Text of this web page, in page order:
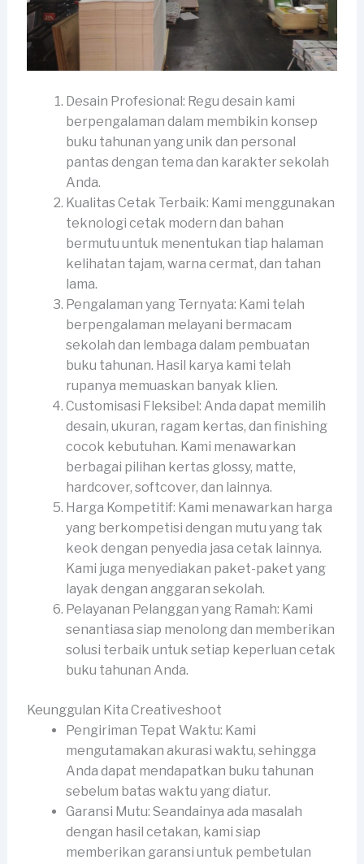
Desain Profesional: Regu desain kami
berpengalaman dalam membikin konsep
buku tahunan yang unik dan personal
pantas dengan tema dan karakter sekolah
Anda.
Kualitas Cetak Terbaik: Kami menggunakan
teknologi cetak modern dan bahan
bermutu untuk menentukan tiap halaman
kelihatan tajam, warna cermat, dan tahan
lama.
Pengalaman yang Ternyata: Kami telah
berpengalaman melayani bermacam
sekolah dan lembaga dalam pembuatan
buku tahunan. Hasil karya kami telah
rupanya memuaskan banyak klien.
Customisasi Fleksibel: Anda dapat memilih
desain, ukuran, ragam kertas, dan finishing
cocok kebutuhan. Kami menawarkan
berbagai pilihan kertas glossy, matte,
hardcover, softcover, dan lainnya.
Harga Kompetitif: Kami menawarkan harga
yang berkompetisi dengan mutu yang tak
keok dengan penyedia jasa cetak lainnya.
Kami juga menyediakan paket-paket yang
layak dengan anggaran sekolah.
Pelayanan Pelanggan yang Ramah: Kami
senantiasa siap menolong dan memberikan
solusi terbaik untuk setiap keperluan cetak
buku tahunan Anda.
Keunggulan Kita Creativeshoot
Pengiriman Tepat Waktu: Kami
mengutamakan akurasi waktu, sehingga
Anda dapat mendapatkan buku tahunan
sebelum batas waktu yang diatur.
Garansi Mutu: Seandainya ada masalah
dengan hasil cetakan, kami siap
memberikan garansi untuk pembetulan